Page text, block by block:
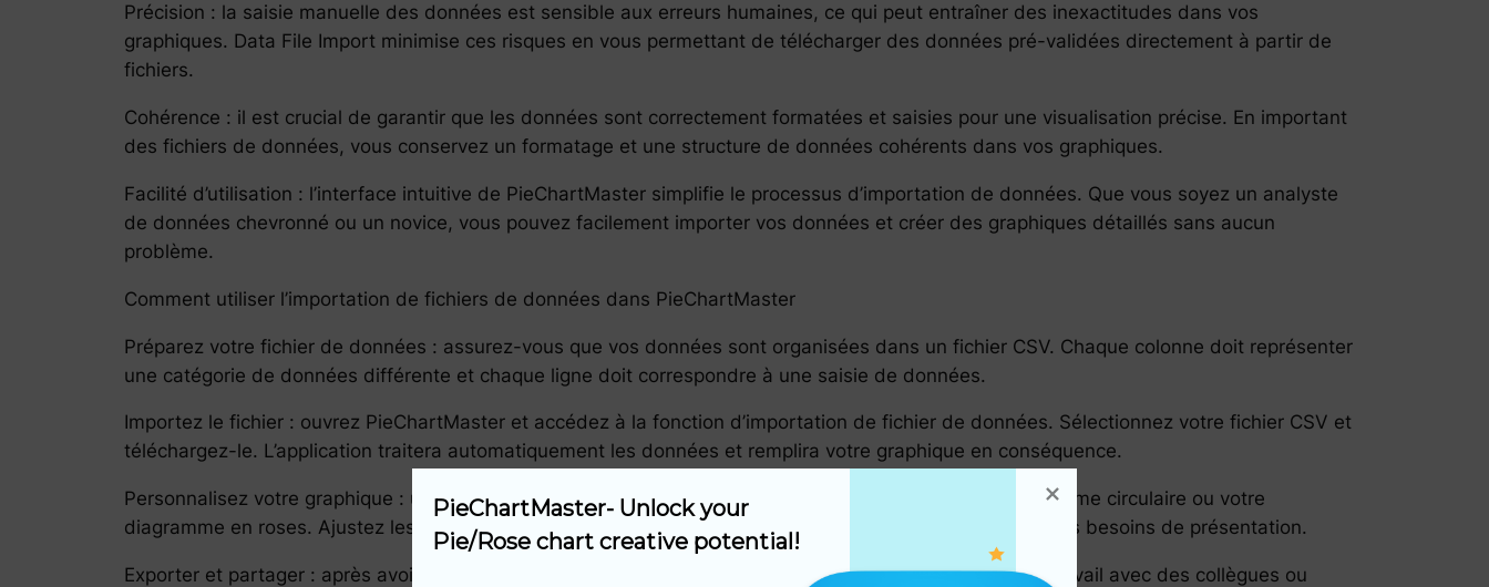
Précision : la saisie manuelle des données est sensible aux erreurs humaines, ce qui peut entraîner des inexactitudes dans vos
graphiques. Data File Import minimise ces risques en vous permettant de télécharger des données pré-validées directement à partir de
fichiers.
Cohérence : il est crucial de garantir que les données sont correctement formatées et saisies pour une visualisation précise. En important
des fichiers de données, vous conservez un formatage et une structure de données cohérents dans vos graphiques.
Facilité d’utilisation : l’interface intuitive de PieChartMaster simplifie le processus d’importation de données. Que vous soyez un analyste
de données chevronné ou un novice, vous pouvez facilement importer vos données et créer des graphiques détaillés sans aucun
problème.
Comment utiliser l’importation de fichiers de données dans PieChartMaster
Préparez votre fichier de données : assurez-vous que vos données sont organisées dans un fichier CSV. Chaque colonne doit représenter
une catégorie de données différente et chaque ligne doit correspondre à une saisie de données.
Importez le fichier : ouvrez PieChartMaster et accédez à la fonction d’importation de fichier de données. Sélectionnez votre fichier CSV et
téléchargez-le. L’application traitera automatiquement les données et remplira votre graphique en conséquence.
Personnalisez votre graphique : une fois vos données importées, vous pouvez personnaliser votre diagramme circulaire ou votre
diagramme en roses. Ajustez les couleurs, les étiquettes, les tailles et d’autres éléments en fonction de vos besoins de présentation.
Exporter et partager : après avoir créé votre graphique, exportez-le en haute résolution. Partagez votre travail avec des collègues ou
PieChartMaster- Unlock your
Pie/Rose chart creative potential!